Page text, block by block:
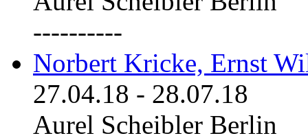
----------
Norbert Kricke, Ernst
27.04.18 - 28.07.18
Aurel Scheibler Berlin